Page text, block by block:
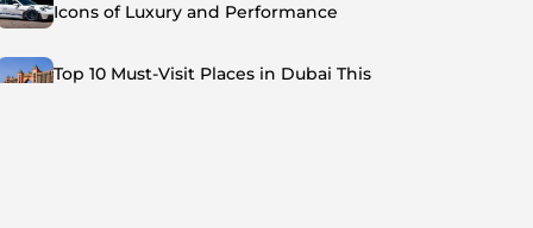
Icons of Luxury and Performance
Top 10 Must-Visit Places in Dubai This